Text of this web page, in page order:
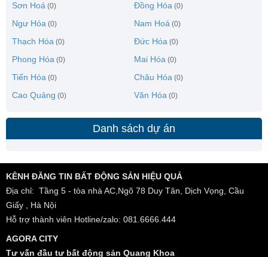
Sơn Hoá (0) Đồng Hóa (0)
Ngư Hóa (0) Nam Hoá (0)
Thạch Hóa (0) Đức Hóa (0)
Phong Hóa (0) Mai Hóa (0)
Tiến Hóa (0) Châu Hóa (0)
Cao Quảng (0) Văn Hóa (0)
Danh sách dự án
KÊNH ĐĂNG TIN BẤT ĐỘNG SẢN HIỆU QUẢ
Địa chỉ: Tầng 5 - tòa nhà AC,Ngõ 78 Duy Tân, Dịch Vọng, Cầu
Giấy , Hà Nội
Hỗ trợ thành viên Hotline/zalo: 081.6666.444
AGORA CITY
Tư vấn đầu tư bất động sản Quang Khoa